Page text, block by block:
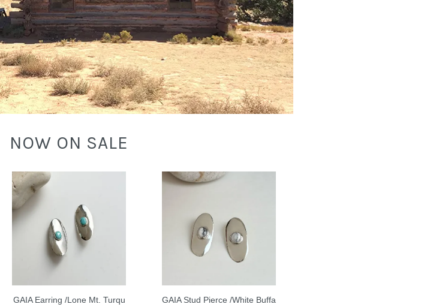
NOW ON SALE
GAIA Earring /Lone Mt. Turqu
GAIA Stud Pierce /White Buffa